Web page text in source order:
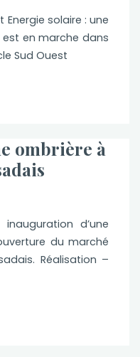
solaire : une
en marche dans
Sud Ouest
ombrière à
d’une
du marché
Réalisation –